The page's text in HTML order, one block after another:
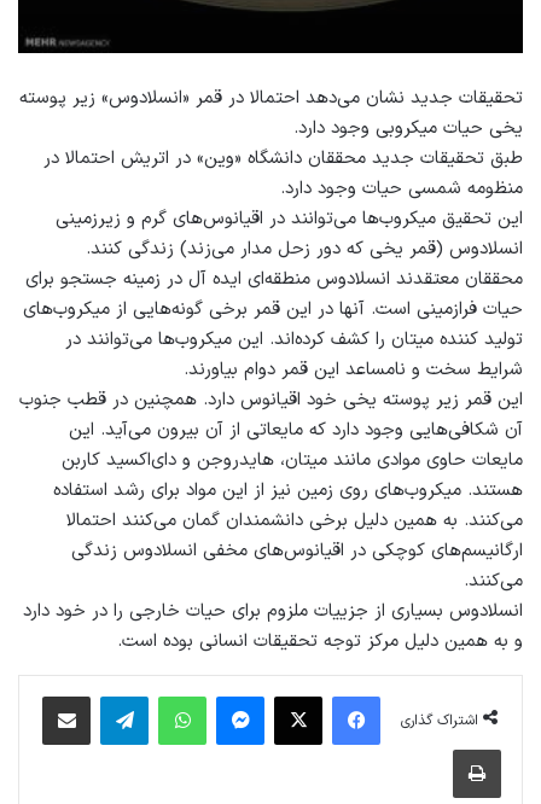
تحقیقات جدید نشان می‌دهد احتمالا در قمر «انسلادوس» زیر پوسته
یخی حیات میکروبی وجود دارد.
طبق تحقیقات جدید محققان دانشگاه «وین» در اتریش احتمالا در
منظومه شمسی حیات وجود دارد.
این تحقیق میکروب‌ها می‌‌توانند در اقیانوس‌های گرم و زیرزمینی
انسلادوس (قمر یخی که دور زحل مدار می‌زند) زندگی کنند.
محققان معتقدند انسلادوس منطقه‌ای ایده آل در زمینه جستجو برای
حیات فرازمینی است. آنها در این قمر برخی گونه‌هایی از میکروب‌های
تولید کننده میتان را کشف کرده‌اند. این میکروب‌ها می‌توانند در
شرایط سخت و نامساعد این قمر دوام بیاورند.
این قمر زیر پوسته یخی خود اقیانوس دارد. همچنین در قطب جنوب
آن شکافی‌هایی وجود دارد که مایعاتی از آن بیرون می‌آید. این
مایعات حاوی موادی مانند میتان، هایدروجن و دای‌اکسید کاربن
هستند. میکروب‌های روی زمین نیز از این مواد برای رشد استفاده
می‌کنند. به همین دلیل برخی دانشمندان گمان می‌کنند احتمالا
ارگانیسم‌های کوچکی در اقیانوس‌های مخفی انسلادوس زندگی
می‌کنند.
انسلادوس بسیاری از جزییات ملزوم برای حیات خارجی را در خود دارد
و به همین دلیل مرکز توجه تحقیقات انسانی بوده است.
اشتراک گذاری
فیس بوک پیام رسان واتس آپ